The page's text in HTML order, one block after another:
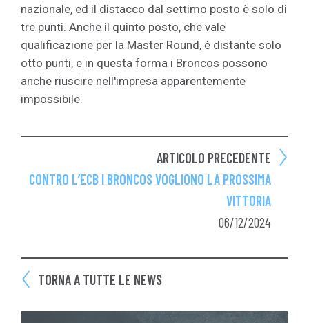
nazionale, ed il distacco dal settimo posto è solo di
tre punti. Anche il quinto posto, che vale
qualificazione per la Master Round, è distante solo
otto punti, e in questa forma i Broncos possono
anche riuscire nell'impresa apparentemente
impossibile.
ARTICOLO PRECEDENTE
CONTRO L’ECB I BRONCOS VOGLIONO LA PROSSIMA
VITTORIA
06/12/2024
TORNA A TUTTE LE NEWS